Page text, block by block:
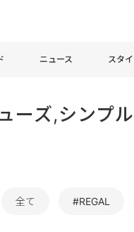
ニュース スタ
ーズ,シンプ
全て #REGAL